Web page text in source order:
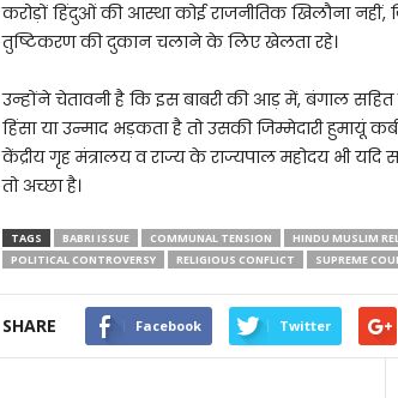
करोड़ों हिंदुओं की आस्था कोई राजनीतिक खिलौना नहीं,
तुष्टिकरण की दुकान चलाने के लिए खेलता रहे।
उन्होंने चेतावनी है कि इस बाबरी की आड़ में, बंगाल
हिंसा या उन्माद भड़कता है तो उसकी जिम्मेदारी हुमायूं
केंद्रीय गृह मंत्रालय व राज्य के राज्यपाल महोदय भी
तो अच्छा है।
TAGS BABRI ISSUE COMMUNAL TENSION HINDU MUSLIM
POLITICAL CONTROVERSY
RELIGIOUS CONFLICT SUPREME
SHARE Facebook Twitter